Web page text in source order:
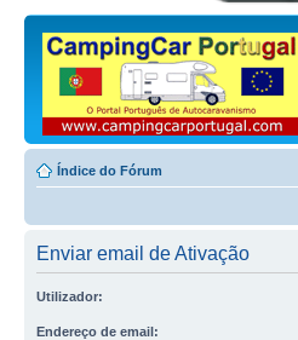
Índice do Fórum
Enviar email de Ativação
Utilizador:
Endereço de email: